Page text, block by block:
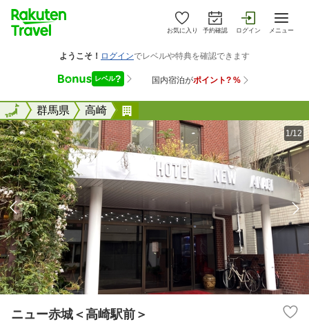
お気に入り 予約確認 ログイン メニュー
全国群馬県 高崎
全国
1/12
ニュー赤城＜高崎駅前＞